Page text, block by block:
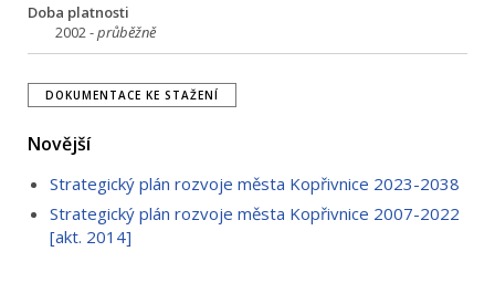
Doba platnosti
2002 -průběžně
DOKUMENTACE KE STAŽENÍ
Novější
Strategický plán rozvoje města Kopřivnice 2023-2038
Strategický plán rozvoje města Kopřivnice 2007-2022
[akt. 2014]